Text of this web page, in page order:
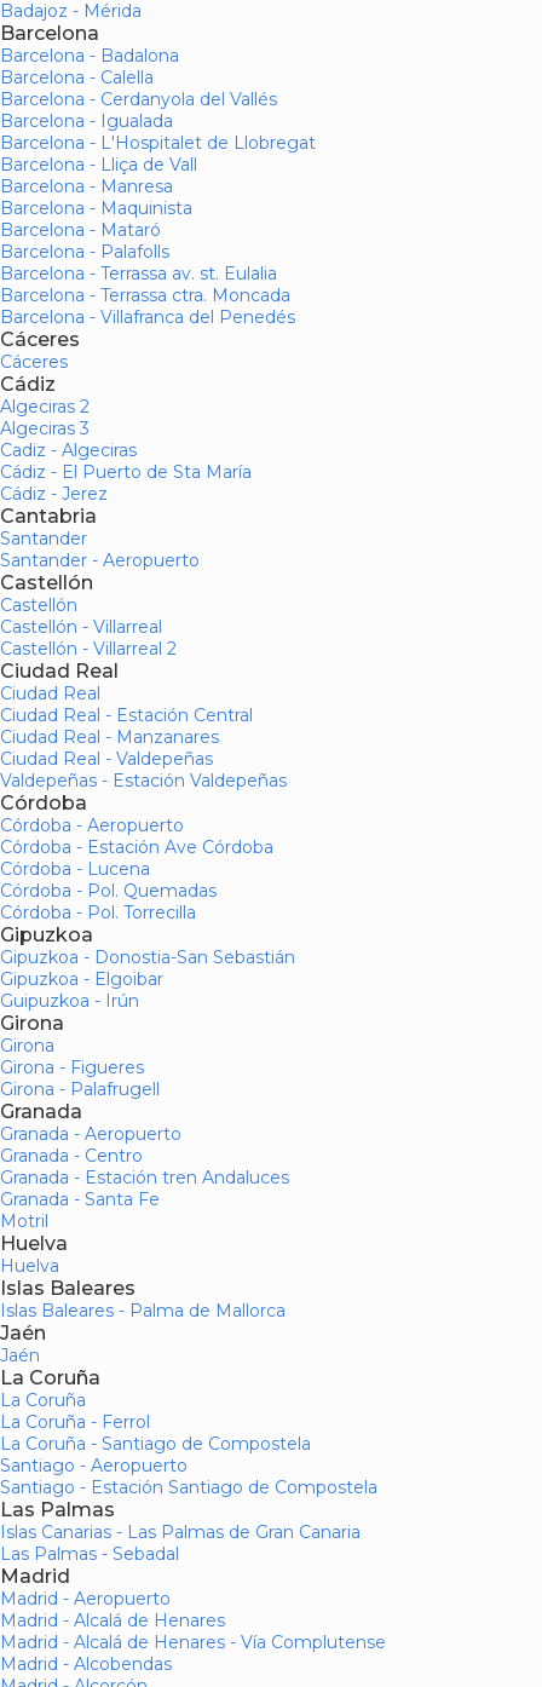
Badajoz - Mérida
Barcelona
Barcelona - Badalona
Barcelona - Calella
Barcelona - Cerdanyola del Vallés
Barcelona - Igualada
Barcelona - L'Hospitalet de Llobregat
Barcelona - Lliça de Vall
Barcelona - Manresa
Barcelona - Maquinista
Barcelona - Mataró
Barcelona - Palafolls
Barcelona - Terrassa av. st. Eulalia
Barcelona - Terrassa ctra. Moncada
Barcelona - Villafranca del Penedés
Cáceres
Cáceres
Cádiz
Algeciras 2
Algeciras 3
Cadiz - Algeciras
Cádiz - El Puerto de Sta María
Cádiz - Jerez
Cantabria
Santander
Santander - Aeropuerto
Castellón
Castellón
Castellón - Villarreal
Castellón - Villarreal 2
Ciudad Real
Ciudad Real
Ciudad Real - Estación Central
Ciudad Real - Manzanares
Ciudad Real - Valdepeñas
Valdepeñas - Estación Valdepeñas
Córdoba
Córdoba - Aeropuerto
Córdoba - Estación Ave Córdoba
Córdoba - Lucena
Córdoba - Pol. Quemadas
Córdoba - Pol. Torrecilla
Gipuzkoa
Gipuzkoa - Donostia-San Sebastián
Gipuzkoa - Elgoibar
Guipuzkoa - Irún
Girona
Girona
Girona - Figueres
Girona - Palafrugell
Granada
Granada - Aeropuerto
Granada - Centro
Granada - Estación tren Andaluces
Granada - Santa Fe
Motril
Huelva
Huelva
Islas Baleares
Islas Baleares - Palma de Mallorca
Jaén
Jaén
La Coruña
La Coruña
La Coruña - Ferrol
La Coruña - Santiago de Compostela
Santiago - Aeropuerto
Santiago - Estación Santiago de Compostela
Las Palmas
Islas Canarias - Las Palmas de Gran Canaria
Las Palmas - Sebadal
Madrid
Madrid - Aeropuerto
Madrid - Alcalá de Henares
Madrid - Alcalá de Henares - Vía Complutense
Madrid - Alcobendas